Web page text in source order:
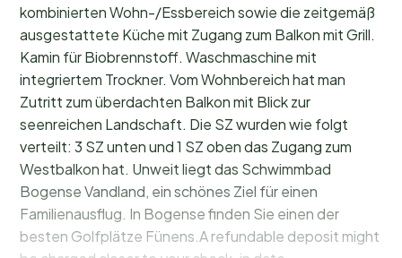
kombinierten Wohn-/Essbereich sowie die zeitgemäß
ausgestattete Küche mit Zugang zum Balkon mit Grill.
Kamin für Biobrennstoff. Waschmaschine mit
integriertem Trockner. Vom Wohnbereich hat man
Zutritt zum überdachten Balkon mit Blick zur
seenreichen Landschaft. Die SZ wurden wie folgt
verteilt: 3 SZ unten und 1 SZ oben das Zugang zum
Westbalkon hat. Unweit liegt das Schwimmbad
Bogense Vandland, ein schönes Ziel für einen
Familienausflug. In Bogense finden Sie einen der
besten Golfplätze Fünens.A refundable deposit might